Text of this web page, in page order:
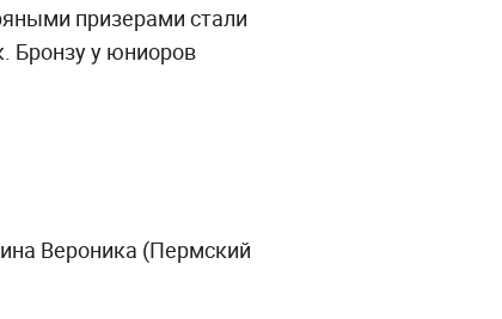
призерами стали
Бронзу у юниоров
Вероника (Пермский